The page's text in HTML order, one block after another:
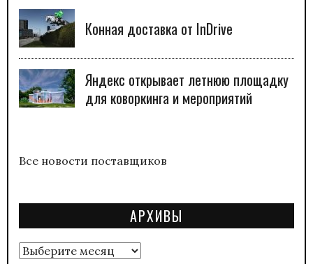
Конная доставка от InDrive
Яндекс открывает летнюю площадку
для коворкинга и мероприятий
Все новости поставщиков
АРХИВЫ
Архивы